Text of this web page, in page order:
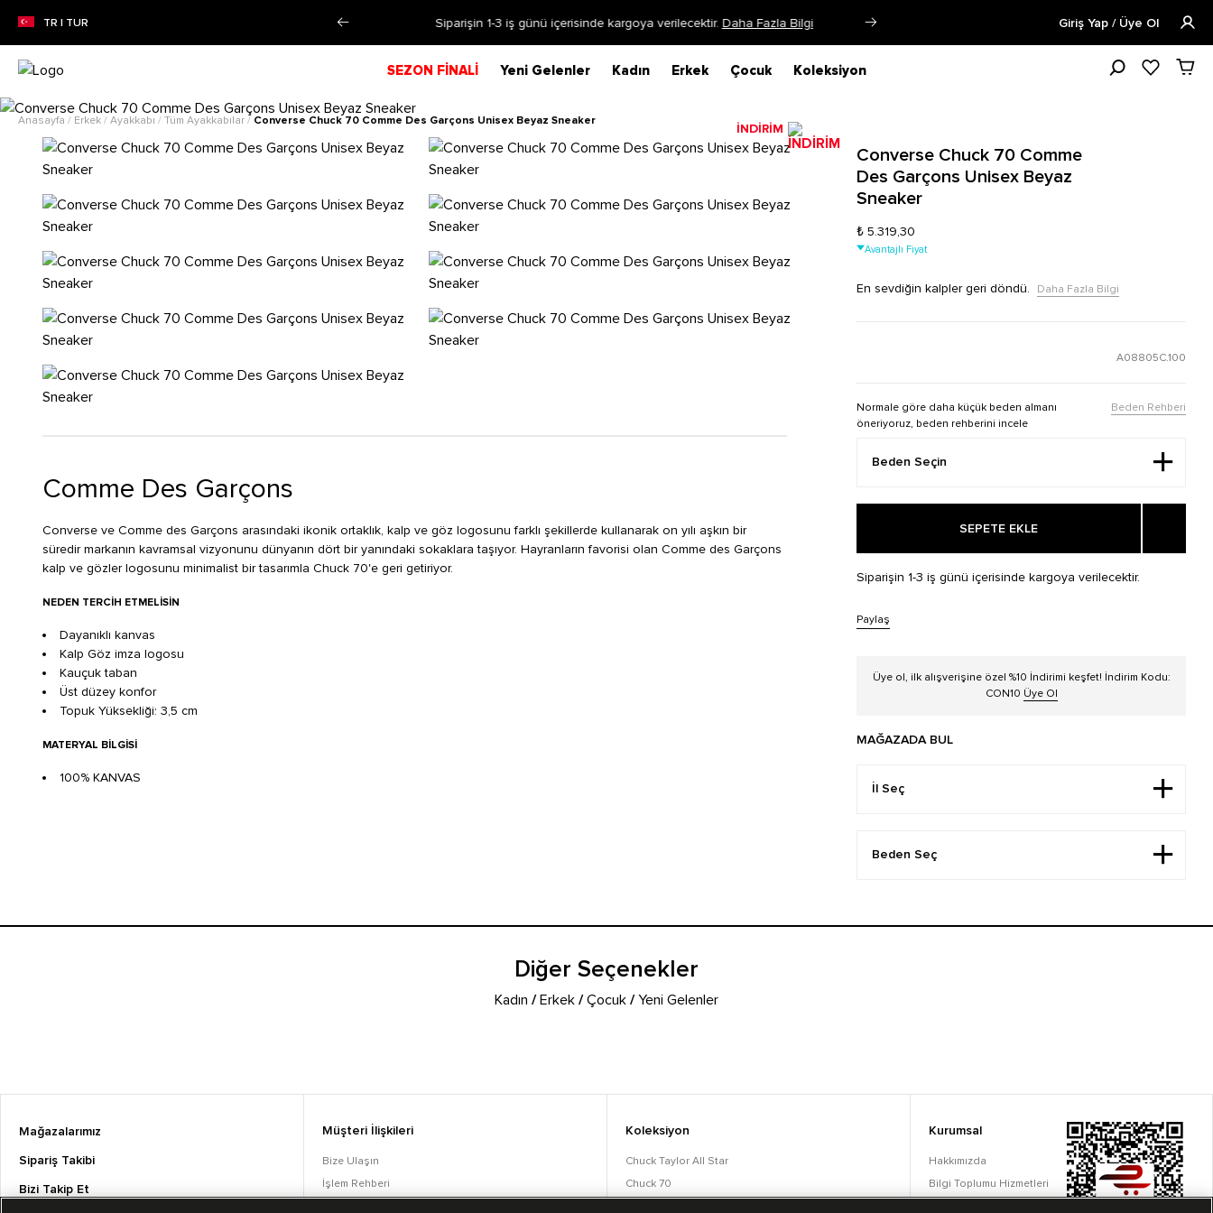
TR | TUR
İNDİRİMİ!Alışverişe Başla! Siparişin 1-3 iş günü içerisinde kargoya verilecektir.Daha Fazla Bilgi Öğrencilere Özel Tüm Ürünlerde
Giriş Yap / Üye Ol
SEZON FİNALİ Yeni Gelenler Kadın Erkek Çocuk Koleksiyon
Anasayfa / Erkek / Ayakkabı / Tüm Ayakkabılar / Converse Chuck 70 Comme Des Garçons Unisex Beyaz Sneaker
İNDİRİM
Comme Des Garçons
Converse ve Comme des Garçons arasındaki ikonik ortaklık, kalp ve göz logosunu farklı şekillerde kullanarak on yılı aşkın bir
süredir markanın kavramsal vizyonunu dünyanın dört bir yanındaki sokaklara taşıyor. Hayranların favorisi olan Comme des Garçons
kalp ve gözler logosunu minimalist bir tasarımla Chuck 70'e geri getiriyor.
NEDEN TERCIH ETMELISIN
Dayanıklı kanvas
Kalp Göz imza logosu
Kauçuk taban
Üst düzey konfor
Topuk Yüksekliği: 3,5 cm
MATERYAL BILGISI
100% KANVAS
Converse Chuck 70 Comme
Des Garçons Unisex Beyaz
Sneaker
₺ 5.319,30
Avantajlı Fiyat
En sevdiğin kalpler geri döndü. Daha Fazla Bilgi
A08805C.100
Normale göre daha küçük beden almanı
öneriyoruz, beden rehberini incele
Beden Rehberi
SEPETE EKLE
Siparişin 1-3 iş günü içerisinde kargoya verilecektir.
Paylaş
Üye ol, ilk alışverişine özel %10 İndirimi keşfet! İndirim Kodu:
CON10 Üye Ol
MAĞAZADA BUL
Diğer Seçenekler
Kadın /Erkek /Çocuk /Yeni Gelenler
Mağazalarımız
Sipariş Takibi
Bizi Takip Et
Müşteri İlişkileri
Bize Ulaşın
İşlem Rehberi
Koleksiyon
Chuck Taylor All Star
Chuck 70
Kurumsal
Hakkımızda
Bilgi Toplumu Hizmetleri